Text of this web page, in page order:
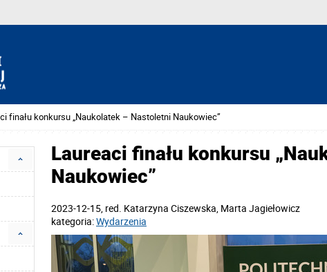
finału konkursu „Naukolatek – Nastoletni Naukowiec”
Laureaci finału konkursu
Naukowiec”
2023-12-15, red. Katarzyna Ciszewska, Marta Jagiełowicz
kategoria:Wydarzenia